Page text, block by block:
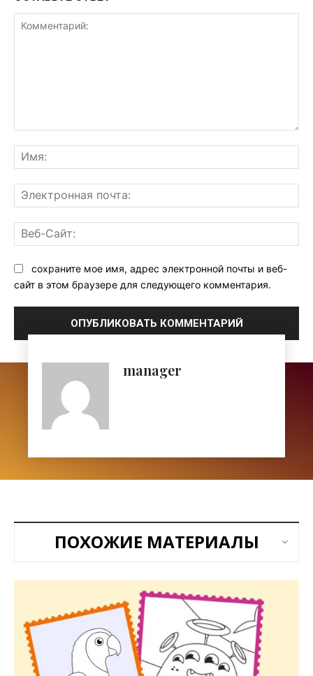
сохраните мое имя, адрес электронной почты и веб-
сайт в этом браузере для следующего комментария.
manager
ПОХОЖИЕ МАТЕРИАЛЫ